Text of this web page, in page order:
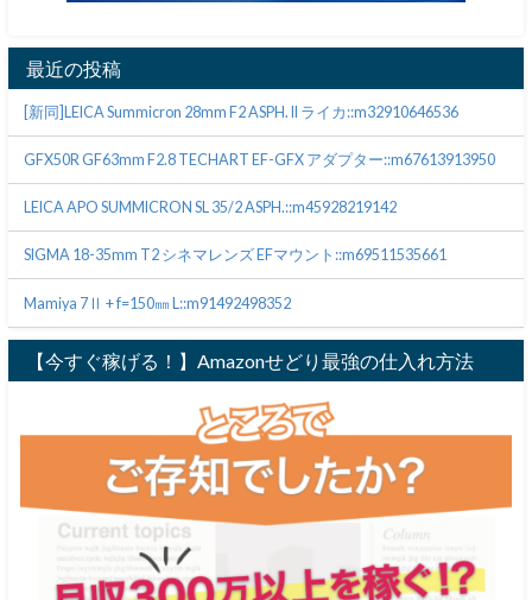
最近の投稿
[新同]LEICA Summicron 28mm F2 ASPH. II ライカ::m32910646536
GFX50R GF63mm F2.8 TECHART EF-GFX アダプター::m67613913950
LEICA APO SUMMICRON SL 35/2 ASPH.::m45928219142
SIGMA 18-35mm T2 シネマレンズ EFマウント::m69511535661
Mamiya 7Ⅱ + f=150㎜ L::m91492498352
【今すぐ稼げる！】Amazonせどり最強の仕入れ方法